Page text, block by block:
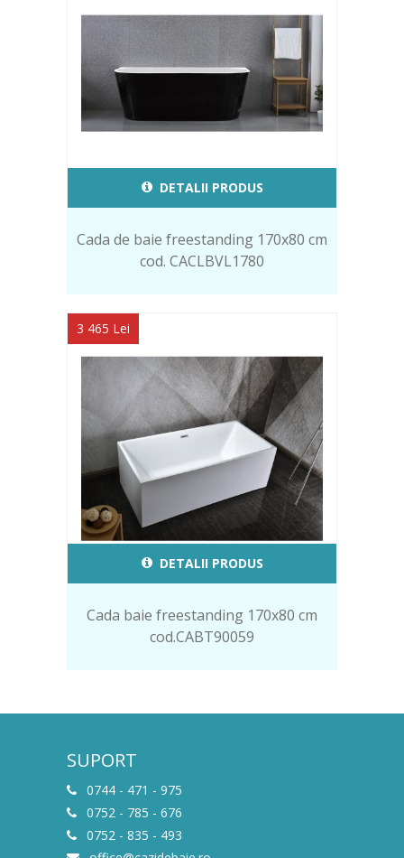
DETALII PRODUS
Cada de baie freestanding 170x80 cm
cod. CACLBVL1780
3 465 Lei
DETALII PRODUS
Cada baie freestanding 170x80 cm
cod.CABT90059
SUPORT
0744 - 471 - 975
0752 - 785 - 676
0752 - 835 - 493